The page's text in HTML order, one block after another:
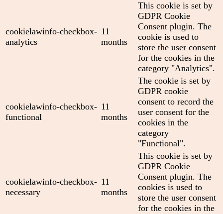
cookielawinfo-checkbox-
analytics
11
months
This cookie is set by
GDPR Cookie
Consent plugin. The
cookie is used to
store the user consent
for the cookies in the
category "Analytics".
cookielawinfo-checkbox-
functional
11
months
The cookie is set by
GDPR cookie
consent to record the
user consent for the
cookies in the
category
"Functional".
cookielawinfo-checkbox-
necessary
11
months
This cookie is set by
GDPR Cookie
Consent plugin. The
cookies is used to
store the user consent
for the cookies in the